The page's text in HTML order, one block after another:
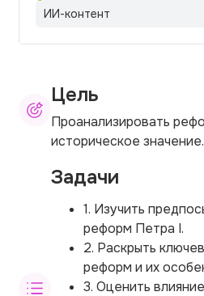
ИИ-контент
Цель
Проанализировать
историческое значение.
Задачи
1. Изучить
реформ Петра I.
2. Раскрыть
реформ и их
3. Оценить